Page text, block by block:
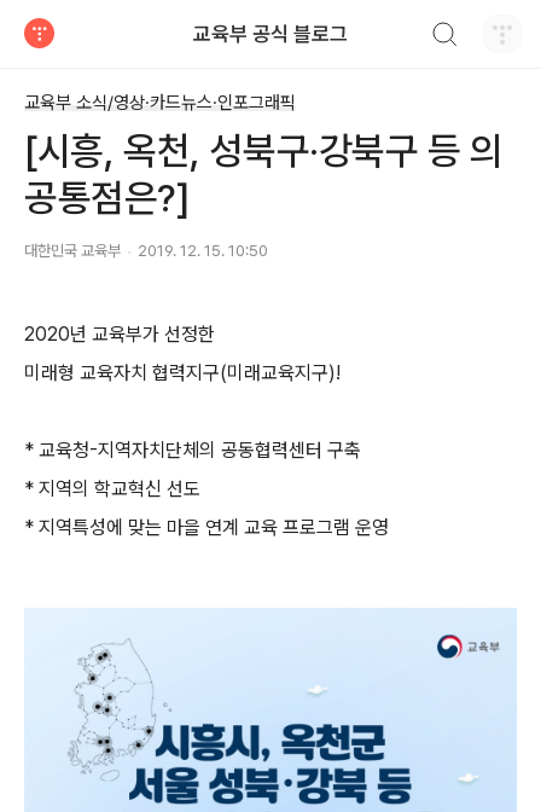
교육부 공식 블로그
교육부 소식/영상·카드뉴스·인포그래픽
[시흥, 옥천, 성북구·강북구 등 의
공통점은?]
대한민국 교육부 2019. 12. 15. 10:50
2020년 교육부가 선정한
미래형 교육자치 협력지구(미래교육지구)!
* 교육청-지역자치단체의 공동협력센터 구축
* 지역의 학교혁신 선도
* 지역특성에 맞는 마을 연계 교육 프로그램 운영